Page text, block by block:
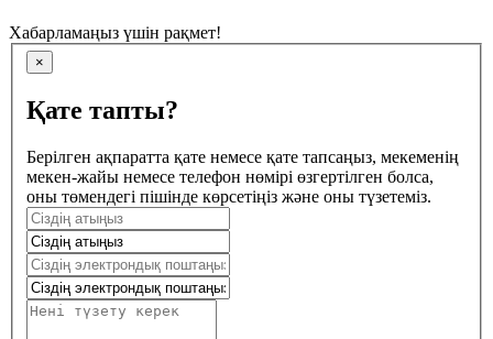
Хабарламаңыз үшін рақмет!
×
Қате тапты?
Берілген ақпаратта қате немесе қате тапсаңыз, мекеменің
мекен-жайы немесе телефон нөмірі өзгертілген болса,
оны төмендегі пішінде көрсетіңіз және оны түзетеміз.